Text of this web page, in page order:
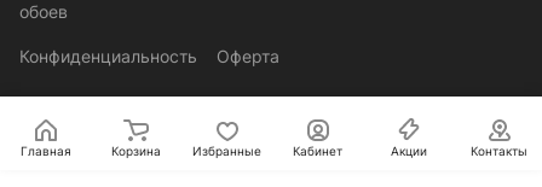
обоев
Конфиденциальность Оферта
Главная Корзина Избранные Кабинет Акции Контакты